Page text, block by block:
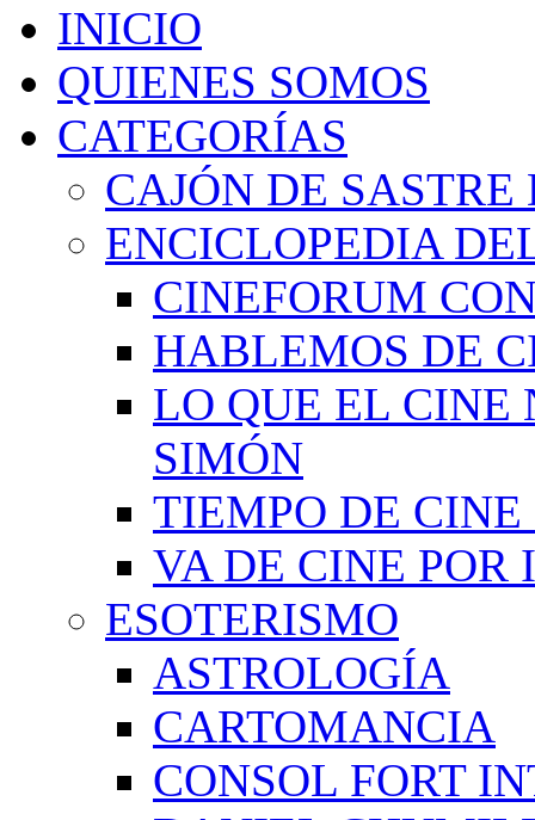
INICIO
QUIENES SOMOS
CATEGORÍAS
CAJÓN DE
ENCICLOPEDIA
CINEFORUM
HABLEMOS DE
LO QUE EL CINE
SIMÓN
TIEMPO DE
VA DE CINE
ESOTERISMO
ASTROLOGÍA
CARTOMANCIA
CONSOL FORT